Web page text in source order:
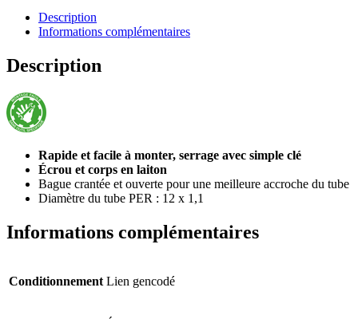
Description
Informations complémentaires
Description
Rapide et facile à monter, serrage avec simple clé
Écrou et corps en laiton
Bague crantée et ouverte pour une meilleure accroche du tube
Diamètre du tube PER : 12 x 1,1
Informations complémentaires
Conditionnement Lien gencodé